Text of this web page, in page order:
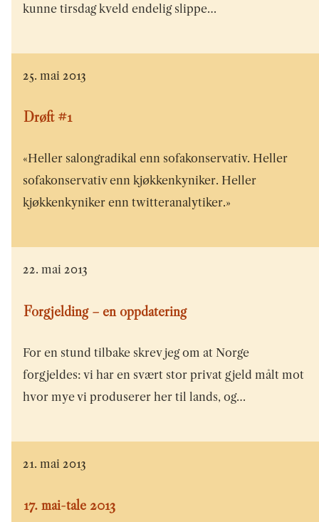
kunne tirsdag kveld endelig slippe…
25. mai 2013
Drøft #1
«Heller salongradikal enn sofakonservativ. Heller
sofakonservativ enn kjøkkenkyniker. Heller
kjøkkenkyniker enn twitteranalytiker.»
22. mai 2013
Forgjelding – en oppdatering
For en stund tilbake skrev jeg om at Norge
forgjeldes: vi har en svært stor privat gjeld målt mot
hvor mye vi produserer her til lands, og…
21. mai 2013
17. mai-tale 2013